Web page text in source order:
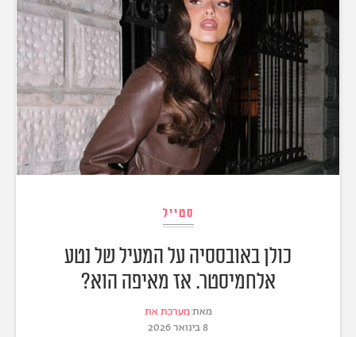
סטייל
כולן באובססיה על המעיל של נטע
אלחמיסטר. אז מאיפה הוא?
מאת מערכת את
8 בינואר 2026